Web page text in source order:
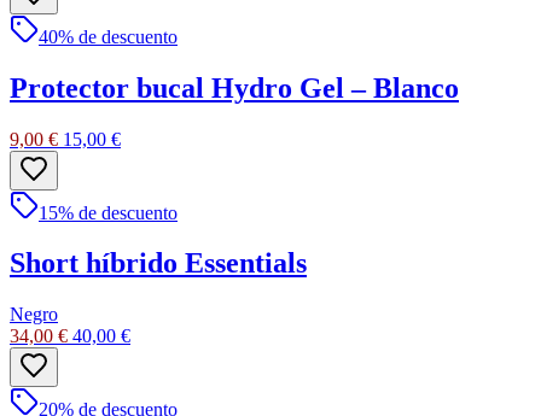
40% de descuento
Protector bucal Hydro Gel – Blanco
9,00 € 15,00 €
15% de descuento
Short híbrido Essentials
Negro
34,00 € 40,00 €
20% de descuento